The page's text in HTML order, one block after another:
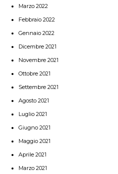
Marzo 2022
Febbraio 2022
Gennaio 2022
Dicembre 2021
Novembre 2021
Ottobre 2021
Settembre 2021
Agosto 2021
Luglio 2021
Giugno 2021
Maggio 2021
Aprile 2021
Marzo 2021